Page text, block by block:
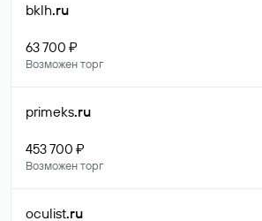
bklh.ru
63 700 ₽
Возможен торг
primeks.ru
453 700 ₽
Возможен торг
oculist.ru